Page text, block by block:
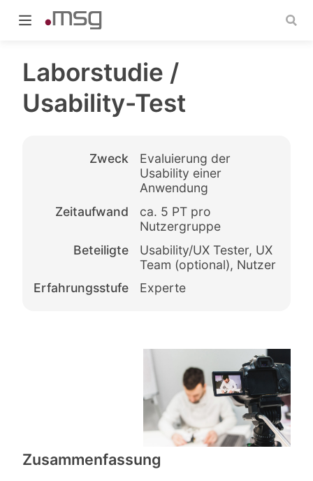
Laborstudie /
Usability-Test
Zweck
Evaluierung der
Usability einer
Anwendung
Zeitaufwand
ca. 5 PT pro
Nutzergruppe
Beteiligte
Usability/UX Tester, UX
Team (optional), Nutzer
Erfahrungsstufe
Experte
Zusammenfassung